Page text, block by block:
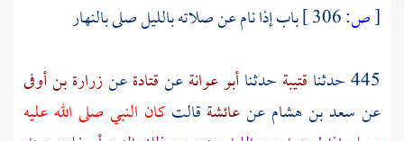
[ص:
باب إذا نام عن صلاته بالليل صلى بالنهار
445 حدثنا
قتيبة حدثناأبو عوانةعنقتادةعنزرارة بن أوفى
عن سعد بن هشام عنعائشة قالتكان النبي صلى الله عليه